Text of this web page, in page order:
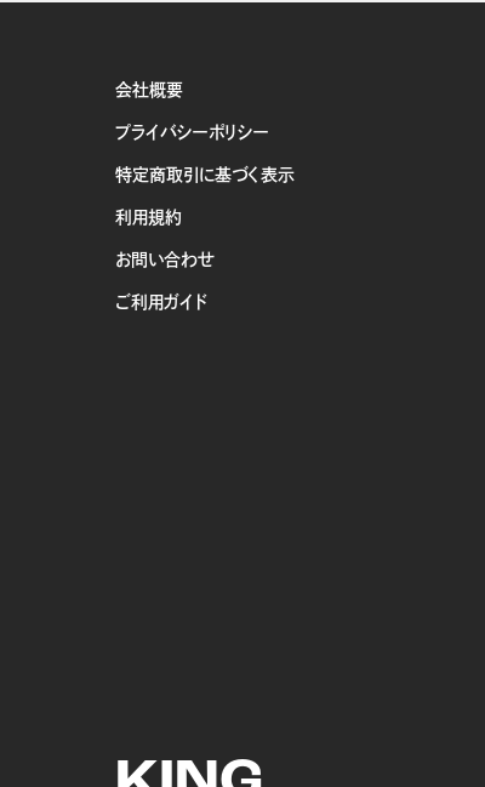
会社概要
プライバシーポリシー
特定商取引に基づく表示
利用規約
お問い合わせ
ご利用ガイド